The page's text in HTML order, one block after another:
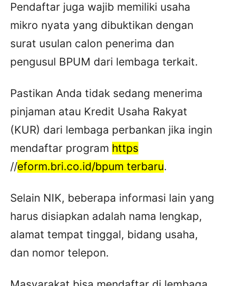
Pendaftar juga wajib memiliki usaha
mikro nyata yang dibuktikan dengan
surat usulan calon penerima dan
pengusul BPUM dari lembaga terkait.
Pastikan Anda tidak sedang menerima
pinjaman atau Kredit Usaha Rakyat
(KUR) dari lembaga perbankan jika ingin
mendaftar program https
//eform.bri.co.id/bpum terbaru.
Selain NIK, beberapa informasi lain yang
harus disiapkan adalah nama lengkap,
alamat tempat tinggal, bidang usaha,
dan nomor telepon.